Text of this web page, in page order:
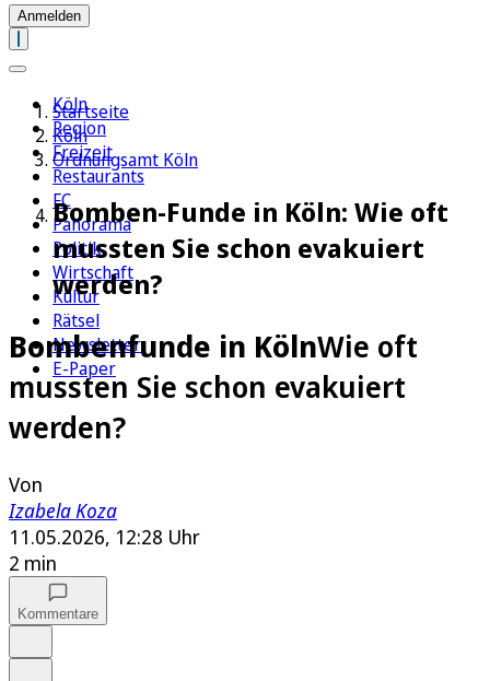
Anmelden
Köln
Region
Freizeit
Restaurants
FC
Panorama
Politik
Wirtschaft
Kultur
Rätsel
Newsletter
E-Paper
Startseite
Köln
Ordnungsamt Köln
Bomben-Funde in Köln: Wie oft
mussten Sie schon evakuiert
werden?
Bombenfunde in KölnWie oft
mussten Sie schon evakuiert
werden?
Von
Izabela Koza
11.05.2026, 12:28 Uhr
2 min
Kommentare